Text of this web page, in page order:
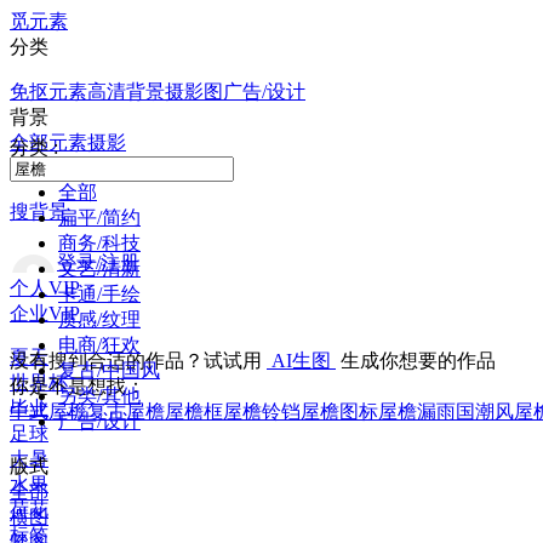
觅元素
分类
免抠元素高清背景摄影图 广告/设计
背景
全部元素摄影
搜背景
登录/注册
个人VIP
企业VIP
夏天
世界杯
毕业
足球
大暑
水果
荷花
标签
分类 :
全部
扁平/简约
商务/科技
文艺/清新
卡通/手绘
质感/纹理
电商/狂欢
复古/中国风
另类/其他
广告/设计
版式
全部
横图
没有搜到合适的作品？试试用 AI生图 生成你想要的作品
你是不是想找：
中式屋檐复古屋檐屋檐框屋檐铃铛屋檐图标屋檐漏雨国潮风屋